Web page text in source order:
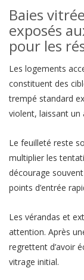
Baies
exposés
pour les
Les logements
constituent des
trempé standard
violent, laissant un
Le feuilleté reste
multiplier les
décourage
points d’entrée
Les vérandas et
attention. Après
regrettent d’avoir
vitrage initial.